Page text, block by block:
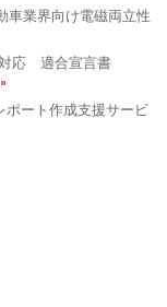
車業界向け電磁両立性
応 適合宣言書
ポート作成支援サービ